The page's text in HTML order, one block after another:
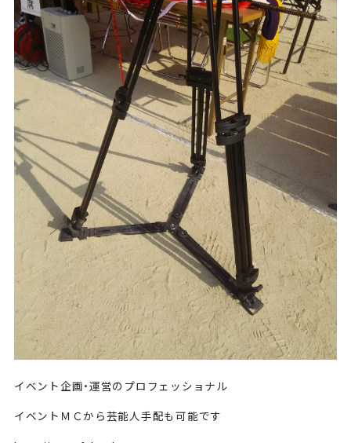
イベント企画・運営のプロフェッショナル
イベントＭＣから芸能人手配も可能です